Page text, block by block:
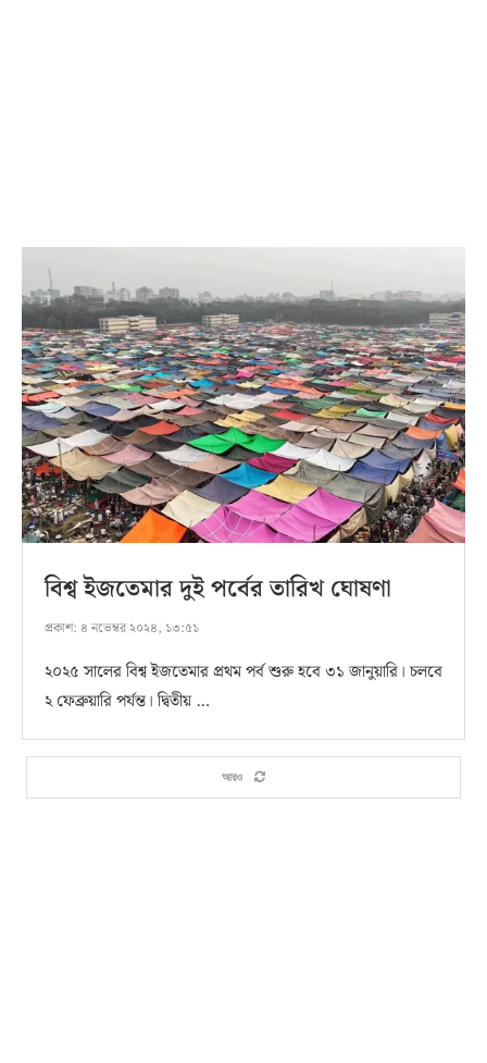
বিশ্ব ইজতেমার দুই পর্বের তারিখ ঘোষণা
প্রকাশ: ৪ নভেম্বর ২০২৪, ১৩:৫১
২০২৫ সালের বিশ্ব ইজতেমার প্রথম পর্ব শুরু হবে ৩১ জানুয়ারি। চলবে
২ ফেব্রুয়ারি পর্যন্ত। দ্বিতীয় …
আরও